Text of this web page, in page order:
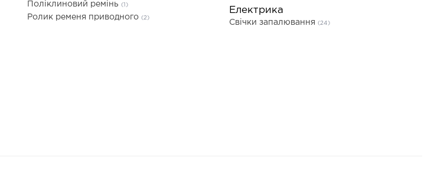
Поліклиновий ремінь (1)
Ролик ременя приводного (2)
Електрика
Свічки запалювання (24)